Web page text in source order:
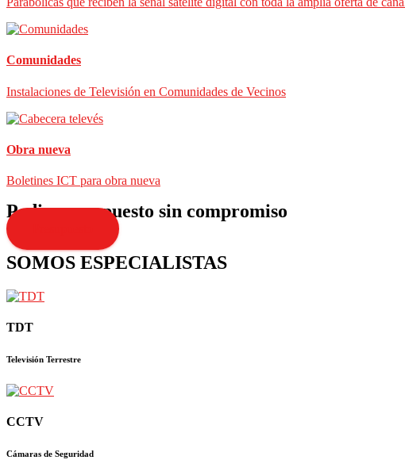
Comunidades
Instalaciones de Televisión en Comunidades de Vecinos
Obra nueva
Boletines ICT para obra nueva
Pedir presupuesto sin compromiso
SOMOS ESPECIALISTAS
TDT
Televisión Terrestre
CCTV
Cámaras de Seguridad